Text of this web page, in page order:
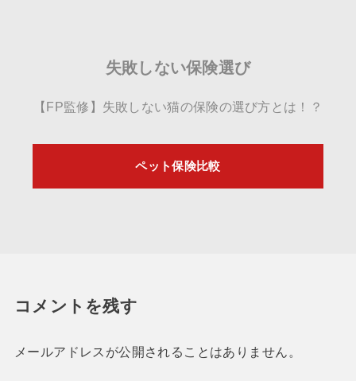
失敗しない保険選び
【FP監修】失敗しない猫の保険の選び方とは！？
ペット保険比較
コメントを残す
メールアドレスが公開されることはありません。